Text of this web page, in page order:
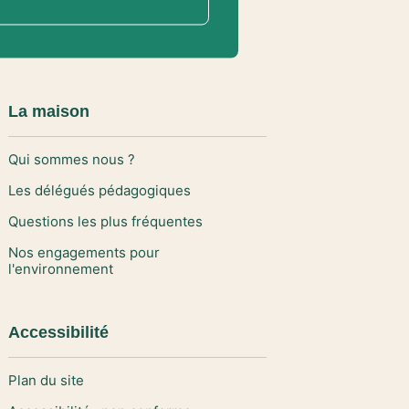
La maison
Qui sommes nous ?
Les délégués pédagogiques
Questions les plus fréquentes
Nos engagements pour
l'environnement
Accessibilité
Plan du site